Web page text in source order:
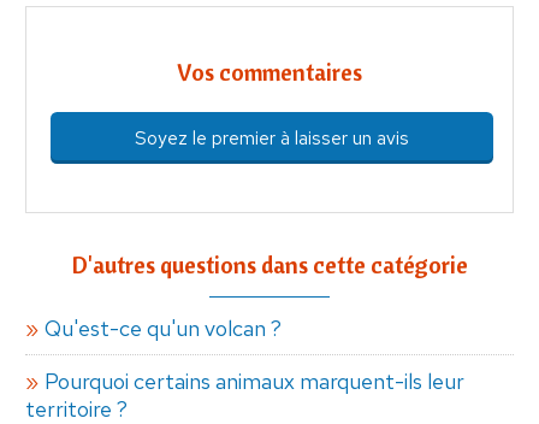
Vos commentaires
Soyez le premier à laisser un avis
D'autres questions dans cette catégorie
Qu'est-ce qu'un volcan ?
Pourquoi certains animaux marquent-ils leur
territoire ?